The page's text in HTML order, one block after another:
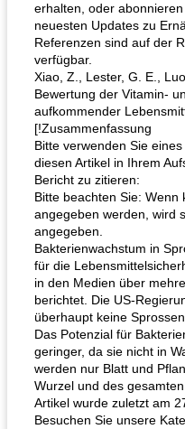
erhalten, oder
neuesten Updates zu
Referenzen sind auf der
verfügbar.
Xiao, Z., Lester, G. E.,
Bewertung der Vitamin-
aufkommender
[!Zusammenfassung
Bitte verwenden Sie
diesen Artikel in Ihrem
Bericht zu zitieren:
Bitte beachten Sie: Wenn
angegeben werden, wird
angegeben.
Bakterienwachstum in
für die
in den Medien über
berichtet. Die US-
überhaupt keine
Das Potenzial für
geringer, da sie nicht in
werden nur Blatt und
Wurzel und des
Artikel wurde zuletzt am
Besuchen Sie unsere